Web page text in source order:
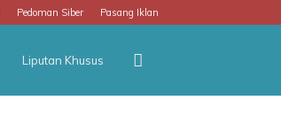
Pedoman Siber Pasang Iklan
Liputan Khusus